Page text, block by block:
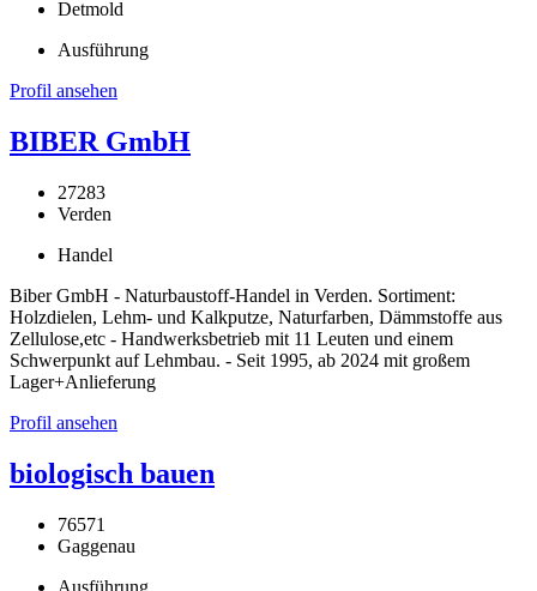
Detmold
Ausführung
Profil ansehen
BIBER GmbH
27283
Verden
Handel
Biber GmbH - Naturbaustoff-Handel in Verden. Sortiment:
Holzdielen, Lehm- und Kalkputze, Naturfarben, Dämmstoffe aus
Zellulose,etc - Handwerksbetrieb mit 11 Leuten und einem
Schwerpunkt auf Lehmbau. - Seit 1995, ab 2024 mit großem
Lager+Anlieferung
Profil ansehen
biologisch bauen
76571
Gaggenau
Ausführung